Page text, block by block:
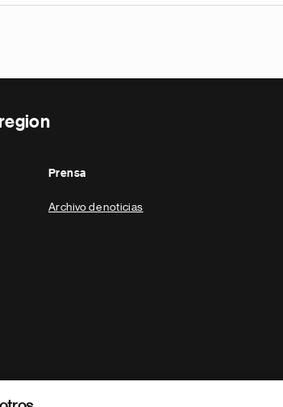
Prensa
Archivo de noticias